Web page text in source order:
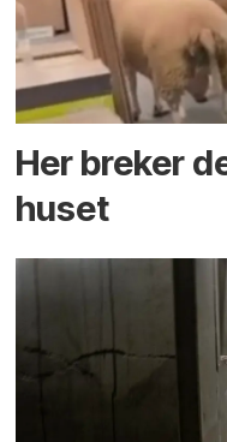
Her breker
huset